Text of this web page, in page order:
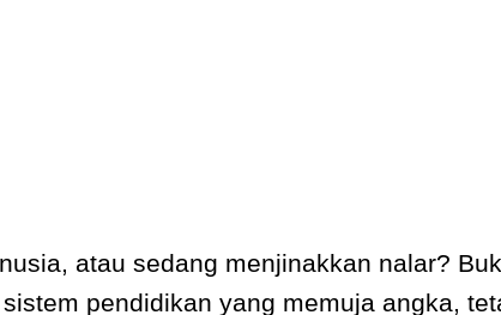
atau sedang menjinakkan nalar?
pendidikan yang memuja angka,